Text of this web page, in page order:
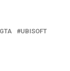
GTA UBISOFT